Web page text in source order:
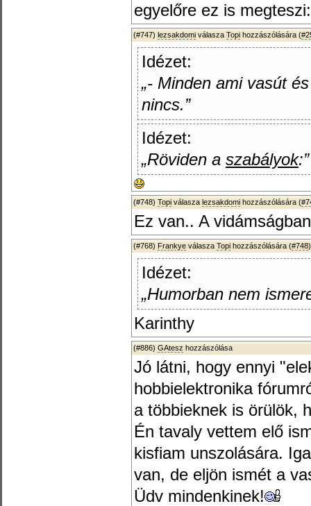
egyelőre ez is
(#747) lezsakdomi válasza Topi hozzászólására (
Idézet:
„- Minden ami vasút
nincs.”
Idézet:
„Röviden a szabályok:”
(#748) Topi válasza lezsakdomi hozzászólására (
Ez van.. A
(#768) Frankye válasza Topi hozzászólására (#748)
Idézet:
„Humorban nem
Karinthy
(#886) GAtesz hozzászólása
Jó látni, hogy ennyi
hobbielektronika
a többieknek is örülök,
Én tavaly vettem elő
kisfiam unszolására.
van, de eljön ismét a
Üdv mindenkinek!